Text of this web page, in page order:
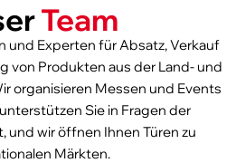
Team
und Experten für Absatz, Verkauf
von Produkten aus der Land- und
organisieren Messen und Events
Sie in Fragen der
wir öffnen Ihnen Türen zu
Märkten.